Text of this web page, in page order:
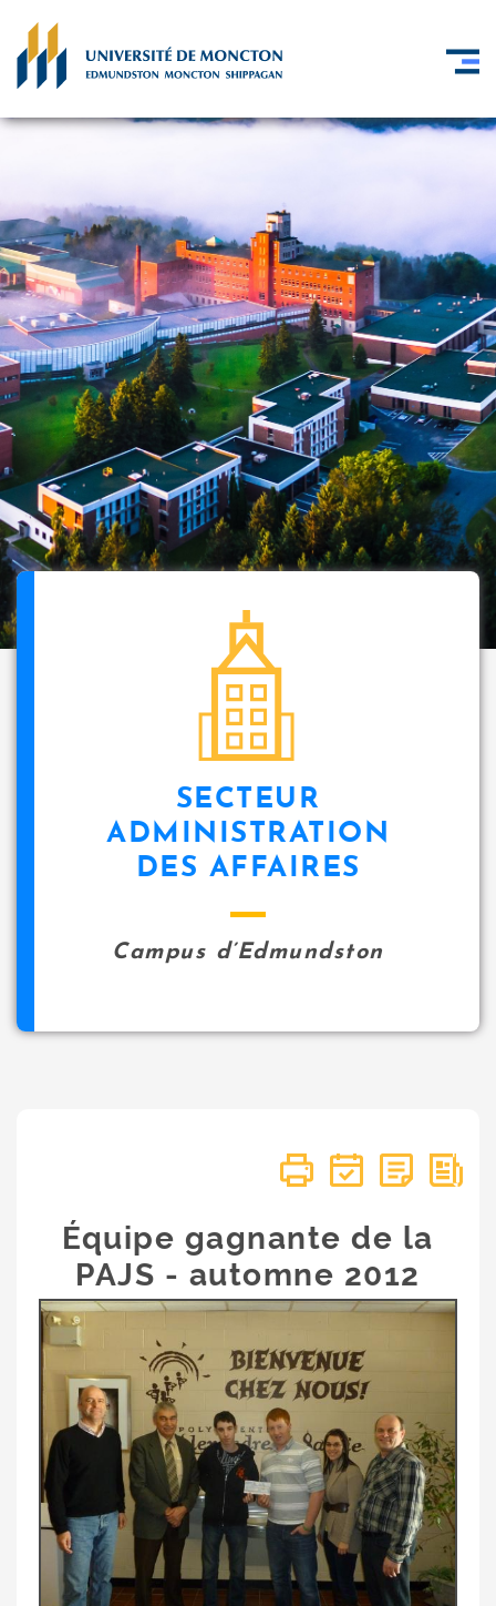
SECTEUR
ADMINISTRATION
DES AFFAIRES
Campus d’Edmundston
Équipe gagnante de la
PAJS - automne 2012